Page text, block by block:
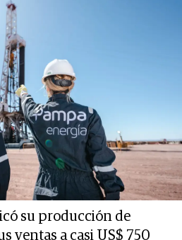
su producción de
ventas a casi US$ 750